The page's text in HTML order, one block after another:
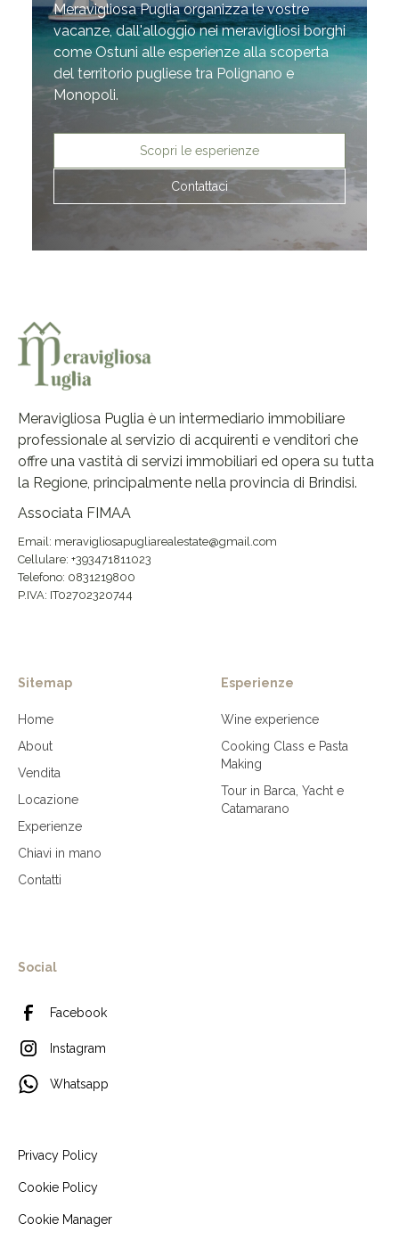
Meravigliosa Puglia organizza le vostre
vacanze, dall'alloggio nei meravigliosi borghi
come Ostuni alle esperienze alla scoperta
del territorio pugliese tra Polignano e
Monopoli.
Scopri le esperienze
Contattaci
Meravigliosa Puglia è un intermediario immobiliare
professionale al servizio di acquirenti e venditori che
offre una vastità di servizi immobiliari ed opera su tutta
la Regione, principalmente nella provincia di Brindisi.
Associata FIMAA
Email: meravigliosapugliarealestate@gmail.com
Cellulare: +393471811023
Telefono: 0831219800
P.IVA: IT02702320744
Sitemap
Home
About
Vendita
Locazione
Experienze
Chiavi in mano
Contatti
Esperienze
Wine experience
Cooking Class e Pasta
Making
Tour in Barca, Yacht e
Catamarano
Social
Facebook
Instagram
Whatsapp
Privacy Policy
Cookie Policy
Cookie Manager